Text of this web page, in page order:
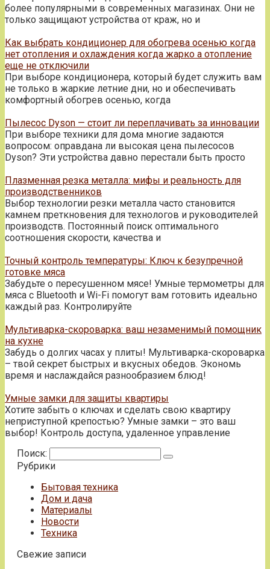
более популярными в современных магазинах. Они не
только защищают устройства от краж, но и
Как выбрать кондиционер для обогрева осенью когда
нет отопления и охлаждения когда жарко а отопление
еще не отключили
При выборе кондиционера, который будет служить вам
не только в жаркие летние дни, но и обеспечивать
комфортный обогрев осенью, когда
Пылесос Dyson — стоит ли переплачивать за инновации
При выборе техники для дома многие задаются
вопросом: оправдана ли высокая цена пылесосов
Dyson? Эти устройства давно перестали быть просто
Плазменная резка металла: мифы и реальность для
производственников
Выбор технологии резки металла часто становится
камнем преткновения для технологов и руководителей
производств. Постоянный поиск оптимального
соотношения скорости, качества и
Точный контроль температуры: Ключ к безупречной
готовке мяса
Забудьте о пересушенном мясе! Умные термометры для
мяса с Bluetooth и Wi-Fi помогут вам готовить идеально
каждый раз. Контролируйте
Мультиварка-скороварка: ваш незаменимый помощник
на кухне
Забудь о долгих часах у плиты! Мультиварка-скороварка
– твой секрет быстрых и вкусных обедов. Экономь
время и наслаждайся разнообразием блюд!
Умные замки для защиты квартиры
Хотите забыть о ключах и сделать свою квартиру
неприступной крепостью? Умные замки – это ваш
выбор! Контроль доступа, удаленное управление
Поиск:
Рубрики
Бытовая техника
Дом и дача
Материалы
Новости
Техника
Свежие записи